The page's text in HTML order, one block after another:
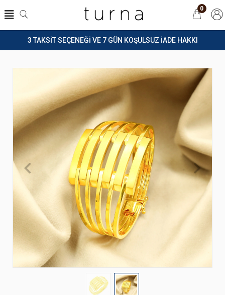
3 TAKSİT SEÇENEĞİ VE 7 GÜN KOŞULSUZ İADE HAKKI
0